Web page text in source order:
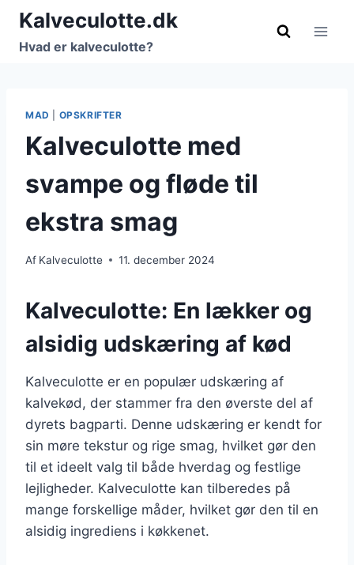
Fortsæt
indhold
Kalveculotte.dk
Hvad er kalveculotte?
MAD OPSKRIFTER
Kalveculotte med
svampe og fløde til
ekstra smag
Af Kalveculotte 11. december 2024
Kalveculotte: En lækker og
alsidig udskæring af kød
Kalveculotte er en populær udskæring af
kalvekød, der stammer fra den øverste del af
dyrets bagparti. Denne udskæring er kendt for
sin møre tekstur og rige smag, hvilket gør den
til et ideelt valg til både hverdag og festlige
lejligheder. Kalveculotte kan tilberedes på
mange forskellige måder, hvilket gør den til en
alsidig ingrediens i køkkenet.